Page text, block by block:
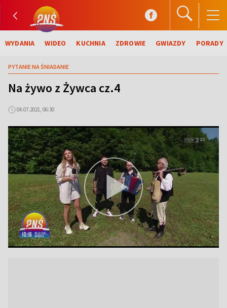
WYDANIA WIDEO KUCHNIA ZDROWIE GWIAZDY PORADY
PYTANIE NA ŚNIADANIE
Na żywo z Żywca cz.4
04.07.2021, 06:30